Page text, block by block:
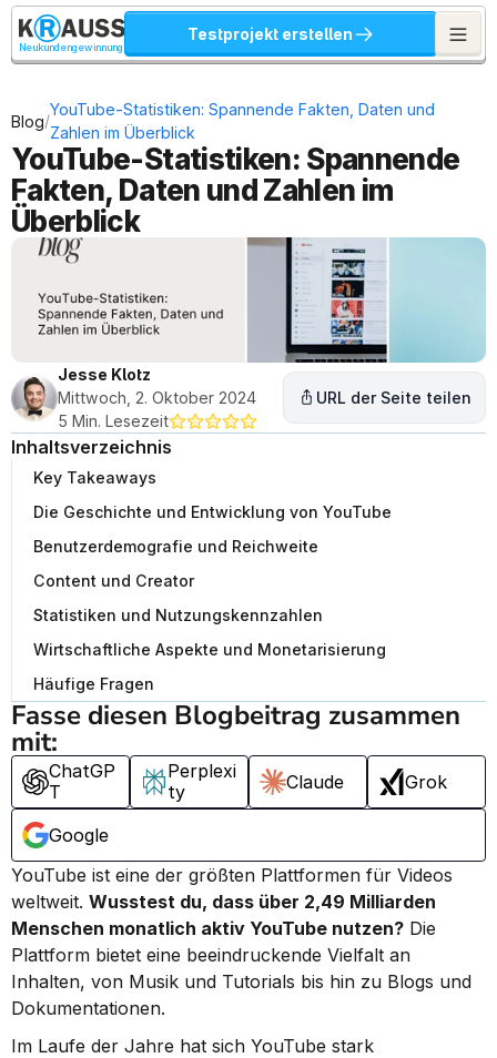
Neukundengewinnung
Testprojekt erstellen
Blog/
YouTube-Statistiken: Spannende Fakten, Daten und
Zahlen im Überblick
YouTube-Statistiken: Spannende
Fakten, Daten und Zahlen im
Überblick
Jesse Klotz
Mittwoch, 2. Oktober 2024
5 Min. Lesezeit
URL der Seite teilen
Inhaltsverzeichnis
Key Takeaways
Die Geschichte und Entwicklung von YouTube
Benutzerdemografie und Reichweite
Content und Creator
Statistiken und Nutzungskennzahlen
Wirtschaftliche Aspekte und Monetarisierung
Häufige Fragen
Fasse diesen Blogbeitrag zusammen
mit:
ChatGP
T
Perplexi
ty
Claude Grok
Google
YouTube ist eine der größten Plattformen für Videos
weltweit. Wusstest du, dass über 2,49 Milliarden
Menschen monatlich aktiv YouTube nutzen? Die
Plattform bietet eine beeindruckende Vielfalt an
Inhalten, von Musik und Tutorials bis hin zu Blogs und
Dokumentationen.
Im Laufe der Jahre hat sich YouTube stark